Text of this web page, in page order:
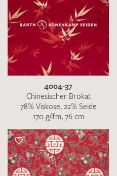
4004-37
Chinesischer Brokat
78% Viskose, 22% Seide
170 g/lfm, 76 cm